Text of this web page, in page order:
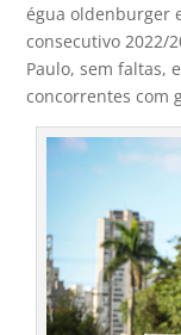
égua oldenburger
consecutivo 2022/
Paulo, sem faltas,
concorrentes com